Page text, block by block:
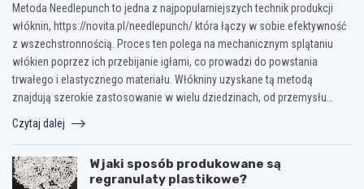
Metoda Needlepunch to jedna z najpopularniejszych technik produkcji
włóknin, https://novita.pl/needlepunch/ która łączy w sobie efektywność
z wszechstronnością. Proces ten polega na mechanicznym splątaniu
włókien poprzez ich przebijanie igłami, co prowadzi do powstania
trwałego i elastycznego materiału. Włókniny uzyskane tą metodą
znajdują szerokie zastosowanie w wielu dziedzinach, od przemysłu…
Czytaj dalej
W jaki sposób produkowane są
regranulaty plastikowe?